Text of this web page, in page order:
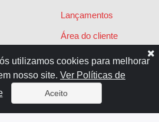
Lançamentos
Área do cliente
Políticas de privacidade
Contato
utilizamos cookies para melhorar
nosso site. Ver Políticas de
Aceito